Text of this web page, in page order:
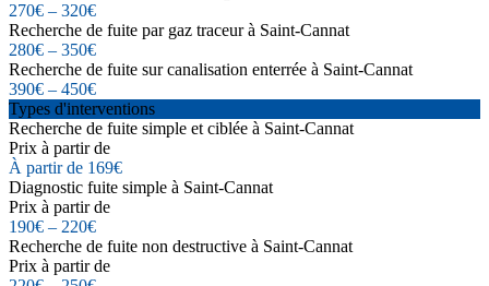
270€ – 320€
Recherche de fuite par gaz traceur à Saint-Cannat
280€ – 350€
Recherche de fuite sur canalisation enterrée à Saint-Cannat
390€ – 450€
Types d'interventions
Recherche de fuite simple et ciblée à Saint-Cannat
Prix à partir de
À partir de 169€
Diagnostic fuite simple à Saint-Cannat
Prix à partir de
190€ – 220€
Recherche de fuite non destructive à Saint-Cannat
Prix à partir de